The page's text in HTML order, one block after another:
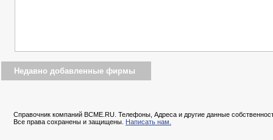
Недавно добавленные фирмы
Справочник компаний BCME.RU. Телефоны, Адреса и другие данные
Все права сохранены и защищены. Написать нам.